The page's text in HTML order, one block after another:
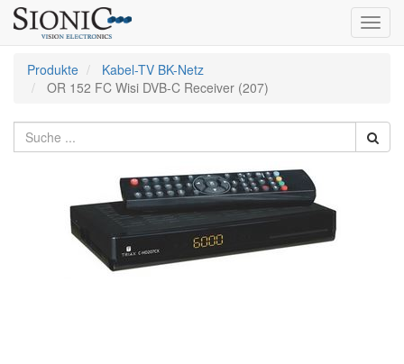
Produkte
Kabel-TV BK-Netz
OR 152 FC Wisi DVB-C Receiver (207)